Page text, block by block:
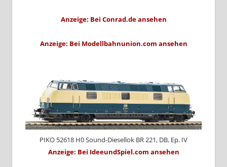
Anzeige: Bei Conrad.de ansehen
Anzeige: Bei Modellbahnunion.com ansehen
PIKO 52618 H0 Sound-Diesellok BR 221, DB, Ep. IV
Anzeige: Bei IdeeundSpiel.com ansehen